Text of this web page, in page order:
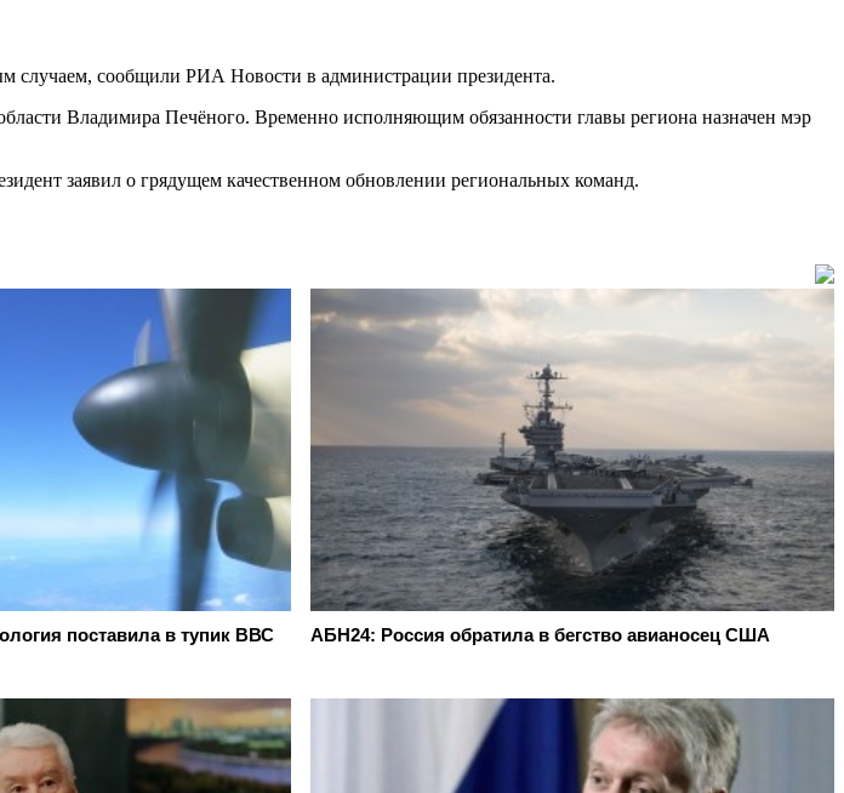
случаем, сообщили РИА Новости в администрации президента.
Владимира Печёного. Временно исполняющим обязанности главы региона назначен мэр
заявил о грядущем качественном обновлении региональных команд.
поставила в тупик ВВС
АБН24: Россия обратила в бегство авианосец США